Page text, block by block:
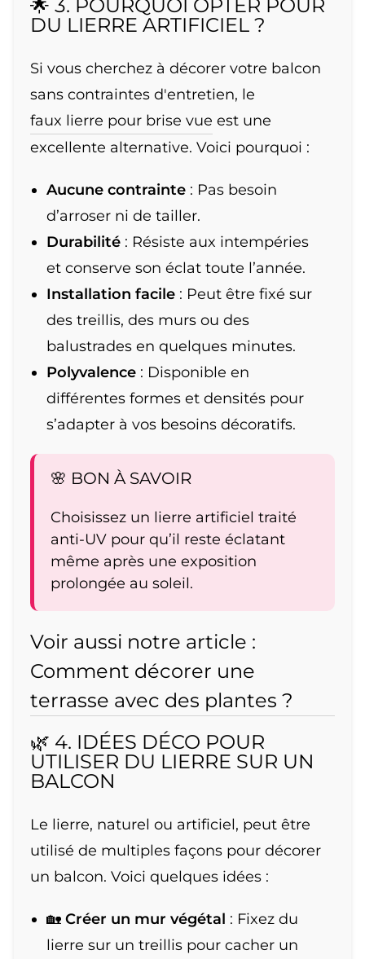
🌟 3. POURQUOI OPTER POUR
DU LIERRE ARTIFICIEL ?
Si vous cherchez à décorer votre balcon
sans contraintes d'entretien, le
faux lierre pour brise vue est une
excellente alternative. Voici pourquoi :
Aucune contrainte : Pas besoin
d’arroser ni de tailler.
Durabilité : Résiste aux intempéries
et conserve son éclat toute l’année.
Installation facile : Peut être fixé sur
des treillis, des murs ou des
balustrades en quelques minutes.
Polyvalence : Disponible en
différentes formes et densités pour
s’adapter à vos besoins décoratifs.
🌸 BON À SAVOIR
Choisissez un lierre artificiel traité
anti-UV pour qu’il reste éclatant
même après une exposition
prolongée au soleil.
Voir aussi notre article :
Comment décorer une
terrasse avec des plantes ?
🌿 4. IDÉES DÉCO POUR
UTILISER DU LIERRE SUR UN
BALCON
Le lierre, naturel ou artificiel, peut être
utilisé de multiples façons pour décorer
un balcon. Voici quelques idées :
🏡 Créer un mur végétal : Fixez du
lierre sur un treillis pour cacher un